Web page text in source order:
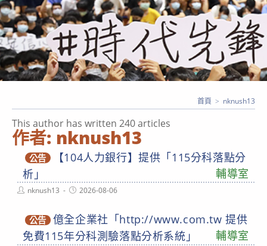
KAOHSIUNG NORMAL UNIVERSITY
作者: nknush13
This author has written 240 articles
首頁 > nknush13
公告
【104人力銀行】提供「115分科落點分
析」
輔導室
Postnknush13
Post2026-08-06
公告 億全企業社「http://www.com.tw 提供
免費115年分科測驗落點分析系統」
輔導室